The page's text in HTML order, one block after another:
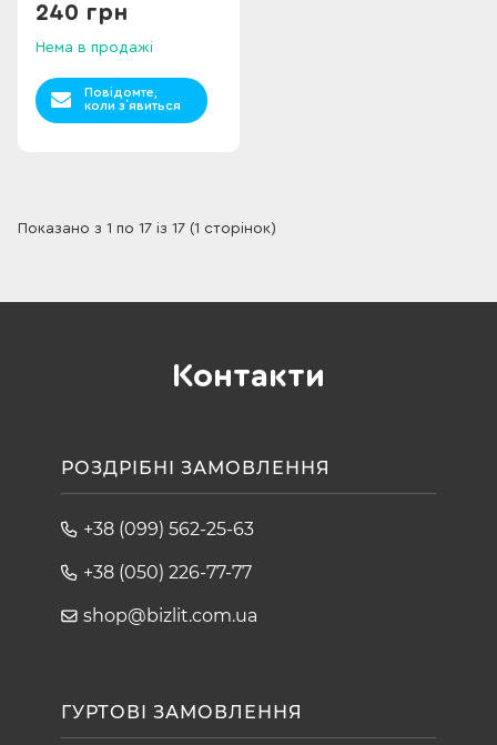
240 грн
Нема в продажі
Повідомте,
коли з`явиться
Показано з 1 по 17 із 17 (1 сторінок)
Контакти
РОЗДРІБНІ ЗАМОВЛЕННЯ
+38 (099) 562-25-63
+38 (050) 226-77-77
shop@bizlit.com.ua
ГУРТОВІ ЗАМОВЛЕННЯ